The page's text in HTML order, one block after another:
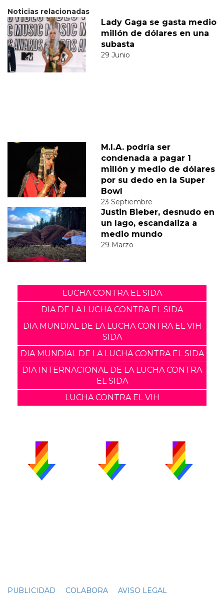
Noticias relacionadas
Lady Gaga se gasta medio
millón de dólares en una
subasta
29 Junio
M.I.A. podría ser
condenada a pagar 1
millón y medio de dólares
por su dedo en la Super
Bowl
23 Septiembre
Justin Bieber, desnudo en
un lago, escandaliza a
medio mundo
29 Marzo
LUCHA CONTRA EL SIDA
DIA DE LA LUCHA CONTRA EL SIDA
DIA MUNDIAL DE LA LUCHA CONTRA EL VIH
SIDA
DIA MUNDIAL DE LA LUCHA CONTRA EL SIDA
DIA INTERNACIONAL DE LA LUCHA CONTRA
EL SIDA
LUCHA CONTRA EL VIH
PUBLICIDAD COLABORA AVISO LEGAL